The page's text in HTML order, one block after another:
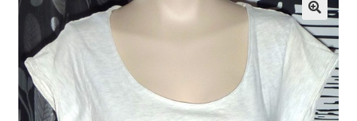
FAQ
Mon compte
Liste de souhait
🔍